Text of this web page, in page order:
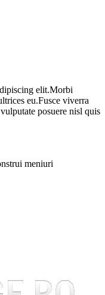
elit.Morbi
eu.Fusce viverra
posuere nisl quis
meniuri